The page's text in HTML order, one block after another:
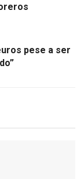
pese a ser